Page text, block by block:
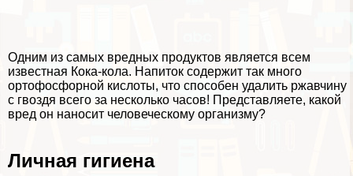
Одним из самых вредных продуктов является всем
известная Кока-кола. Напиток содержит так много
ортофосфорной кислоты, что способен удалить ржавчину
с гвоздя всего за несколько часов! Представляете, какой
вред он наносит человеческому организму?
Личная гигиена